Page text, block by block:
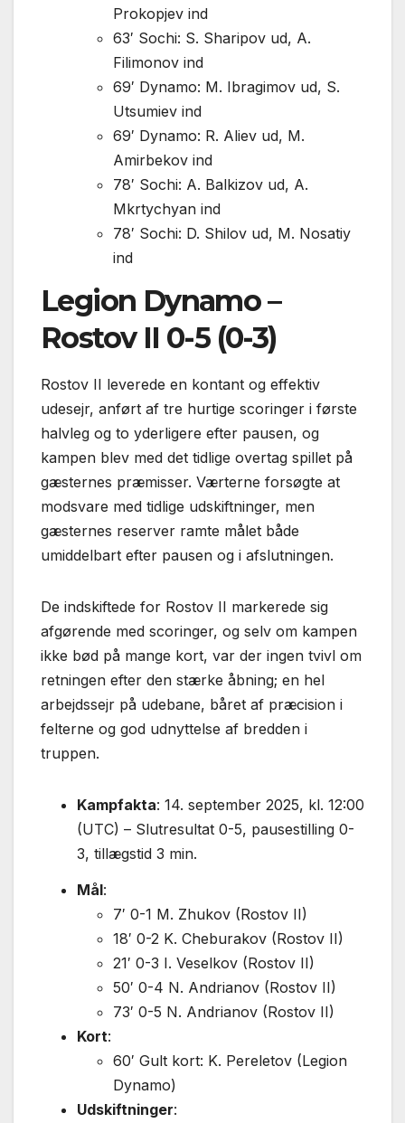
Prokopjev ind
63′ Sochi: S. Sharipov ud, A.
Filimonov ind
69′ Dynamo: M. Ibragimov ud, S.
Utsumiev ind
69′ Dynamo: R. Aliev ud, M.
Amirbekov ind
78′ Sochi: A. Balkizov ud, A.
Mkrtychyan ind
78′ Sochi: D. Shilov ud, M. Nosatiy
ind
Legion Dynamo –
Rostov II 0-5 (0-3)
Rostov II leverede en kontant og effektiv
udesejr, anført af tre hurtige scoringer i første
halvleg og to yderligere efter pausen, og
kampen blev med det tidlige overtag spillet på
gæsternes præmisser. Værterne forsøgte at
modsvare med tidlige udskiftninger, men
gæsternes reserver ramte målet både
umiddelbart efter pausen og i afslutningen.
De indskiftede for Rostov II markerede sig
afgørende med scoringer, og selv om kampen
ikke bød på mange kort, var der ingen tvivl om
retningen efter den stærke åbning; en hel
arbejdssejr på udebane, båret af præcision i
felterne og god udnyttelse af bredden i
truppen.
Kampfakta: 14. september 2025, kl. 12:00
(UTC) – Slutresultat 0-5, pausestilling 0-
3, tillægstid 3 min.
Mål:
7′ 0-1 M. Zhukov (Rostov II)
18′ 0-2 K. Cheburakov (Rostov II)
21′ 0-3 I. Veselkov (Rostov II)
50′ 0-4 N. Andrianov (Rostov II)
73′ 0-5 N. Andrianov (Rostov II)
Kort:
60′ Gult kort: K. Pereletov (Legion
Dynamo)
Udskiftninger: